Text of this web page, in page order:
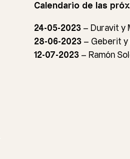
Calendario de las
24-05-2023 – Duravit y
28-06-2023 – Geberit y
12-07-2023 – Ramón